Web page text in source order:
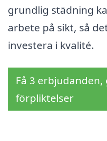
grundlig städning
arbete på sikt, så
investera i kvalité.
Få 3
förpliktelser